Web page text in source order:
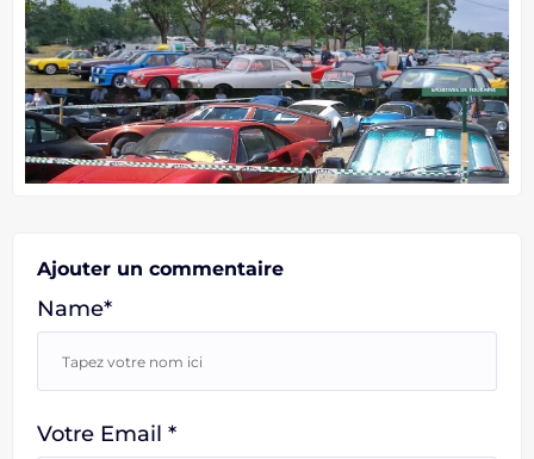
Ajouter un commentaire
Name*
Votre Email *